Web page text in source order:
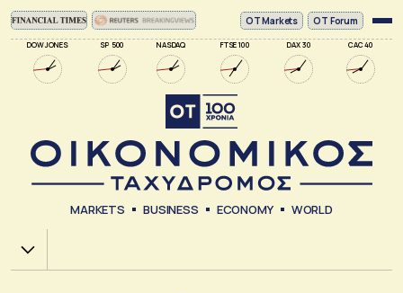
DOW JONES SP 500 NASDAQ FTSE 100 DAX 30 CAC 40
ΟΤ Markets OT Forum
MARKETS BUSINESS ECONOMY WORLD
Χ.Α.